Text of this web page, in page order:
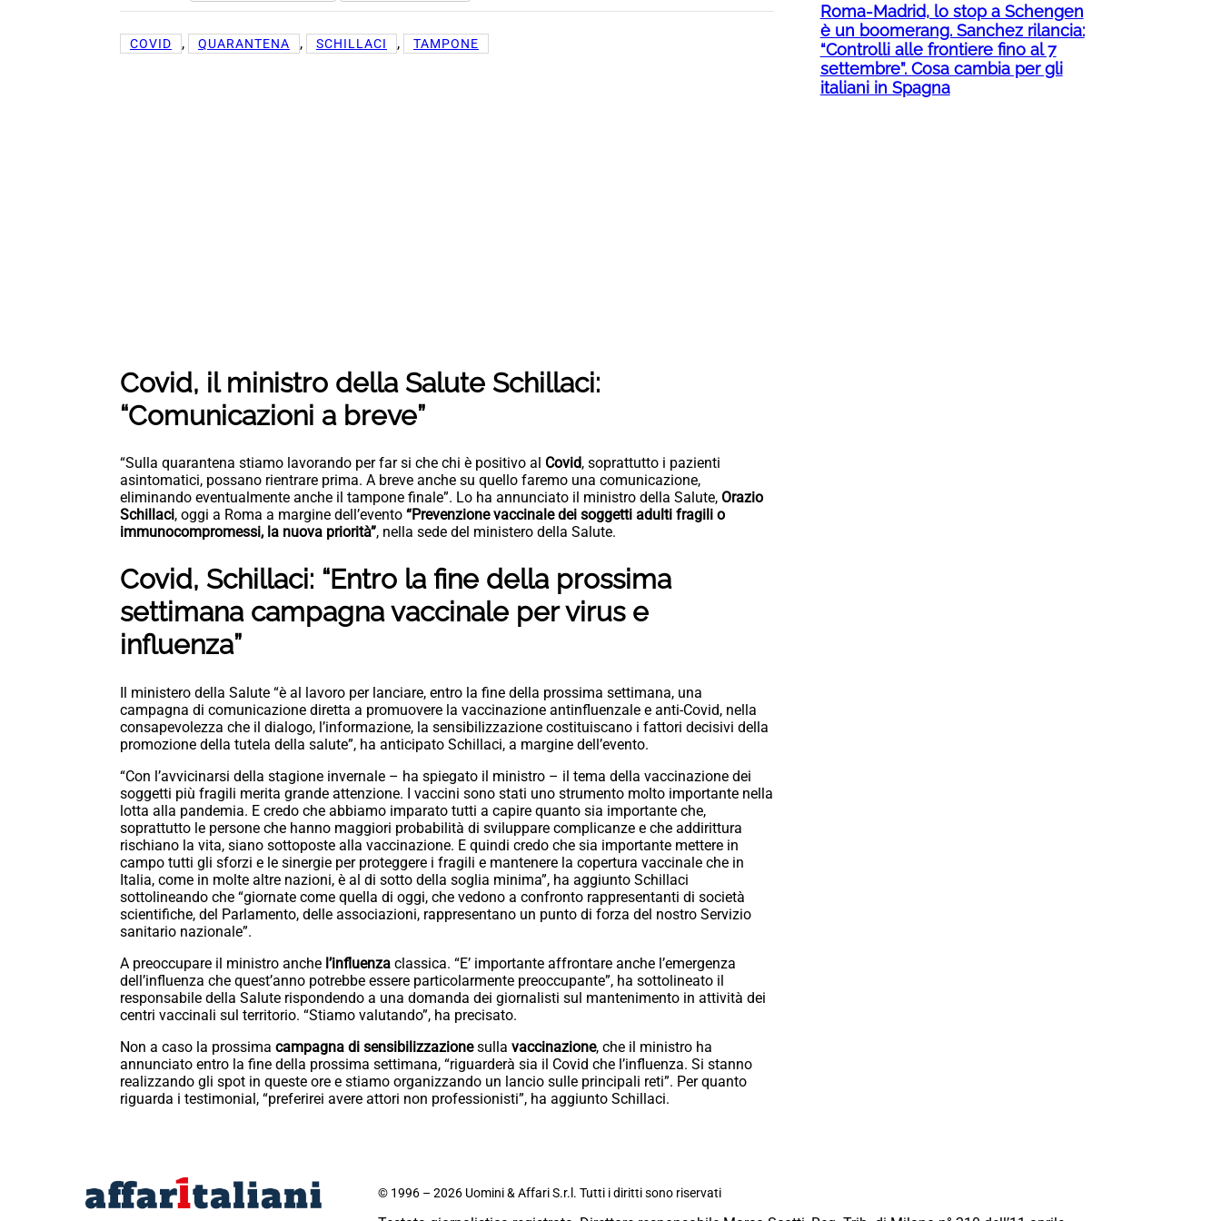
COVID , QUARANTENA , SCHILLACI , TAMPONE
Covid, il ministro della Salute Schillaci:
“Comunicazioni a breve”
“Sulla quarantena stiamo lavorando per far si che chi è positivo al Covid, soprattutto i pazienti
asintomatici, possano rientrare prima. A breve anche su quello faremo una comunicazione,
eliminando eventualmente anche il tampone finale”. Lo ha annunciato il ministro della Salute, Orazio
Schillaci, oggi a Roma a margine dell’evento “Prevenzione vaccinale dei soggetti adulti fragili o
immunocompromessi, la nuova priorità”, nella sede del ministero della Salute.
Covid, Schillaci: “Entro la fine della prossima
settimana campagna vaccinale per virus e
influenza”
Il ministero della Salute “è al lavoro per lanciare, entro la fine della prossima settimana, una
campagna di comunicazione diretta a promuovere la vaccinazione antinfluenzale e anti-Covid, nella
consapevolezza che il dialogo, l’informazione, la sensibilizzazione costituiscano i fattori decisivi della
promozione della tutela della salute”, ha anticipato Schillaci, a margine dell’evento.
“Con l’avvicinarsi della stagione invernale – ha spiegato il ministro – il tema della vaccinazione dei
soggetti più fragili merita grande attenzione. I vaccini sono stati uno strumento molto importante nella
lotta alla pandemia. E credo che abbiamo imparato tutti a capire quanto sia importante che,
soprattutto le persone che hanno maggiori probabilità di sviluppare complicanze e che addirittura
rischiano la vita, siano sottoposte alla vaccinazione. E quindi credo che sia importante mettere in
campo tutti gli sforzi e le sinergie per proteggere i fragili e mantenere la copertura vaccinale che in
Italia, come in molte altre nazioni, è al di sotto della soglia minima”, ha aggiunto Schillaci
sottolineando che “giornate come quella di oggi, che vedono a confronto rappresentanti di società
scientifiche, del Parlamento, delle associazioni, rappresentano un punto di forza del nostro Servizio
sanitario nazionale”.
A preoccupare il ministro anche l’influenza classica. “E’ importante affrontare anche l’emergenza
dell’influenza che quest’anno potrebbe essere particolarmente preoccupante”, ha sottolineato il
responsabile della Salute rispondendo a una domanda dei giornalisti sul mantenimento in attività dei
centri vaccinali sul territorio. “Stiamo valutando”, ha precisato.
Non a caso la prossima campagna di sensibilizzazionesulla vaccinazione, che il ministro ha
annunciato entro la fine della prossima settimana, “riguarderà sia il Covid che l’influenza. Si stanno
realizzando gli spot in queste ore e stiamo organizzando un lancio sulle principali reti”. Per quanto
riguarda i testimonial, “preferirei avere attori non professionisti”, ha aggiunto Schillaci.
Roma-Madrid, lo stop a Schengen
è un boomerang. Sanchez rilancia:
“Controlli alle frontiere fino al 7
settembre”. Cosa cambia per gli
italiani in Spagna
© 1996 – 2026 Uomini & Affari S.r.l. Tutti i diritti sono riservati